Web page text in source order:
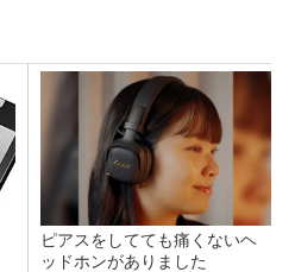
ピアスをしてても痛くないヘ
ッドホンがありました